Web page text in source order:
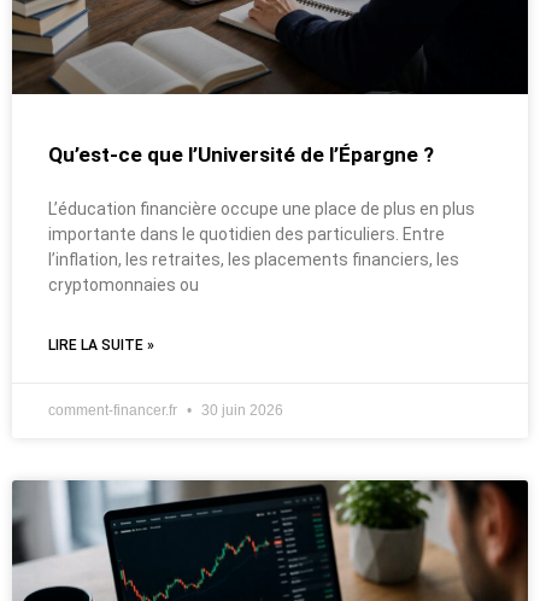
Qu’est-ce que l’Université de l’Épargne ?
L’éducation financière occupe une place de plus en plus
importante dans le quotidien des particuliers. Entre
l’inflation, les retraites, les placements financiers, les
cryptomonnaies ou
LIRE LA SUITE »
comment-financer.fr 30 juin 2026